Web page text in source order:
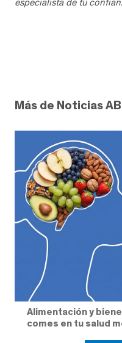
especialista de tu
Más de Noticias
Alimentación y
comes en tu salud